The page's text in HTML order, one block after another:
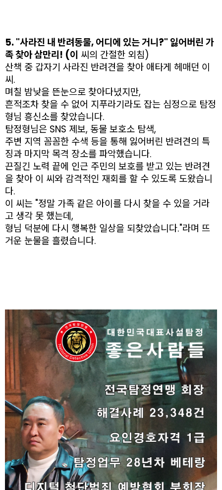
5. "사라진 내 반려동물, 어디에 있는 거니?" 잃어버린 가
족 찾아 삼만리! (이 씨의 간절한 외침)
산책 중 갑자기 사라진 반려견을 찾아 애타게 헤매던 이
씨.
며칠 밤낮을 뜬눈으로 찾아다녔지만,
흔적조차 찾을 수 없어 지푸라기라도 잡는 심정으로 탐정
형님 흥신소를 찾았습니다.
탐정형님은 SNS 제보, 동물 보호소 탐색,
주변 지역 꼼꼼한 수색 등을 통해 잃어버린 반려견의 특
징과 마지막 목격 장소를 파악했습니다.
끈질긴 노력 끝에 인근 주민의 보호를 받고 있는 반려견
을 찾아 이 씨와 감격적인 재회를 할 수 있도록 도왔습니
다.
이 씨는 "정말 가족 같은 아이를 다시 찾을 수 있을 거라
고 생각 못 했는데,
형님 덕분에 다시 행복한 일상을 되찾았습니다."라며 뜨
거운 눈물을 흘렸습니다.